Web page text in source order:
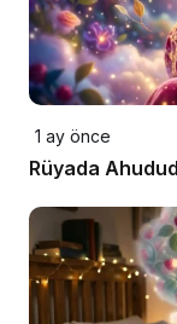
1 ay önce
Rüyada